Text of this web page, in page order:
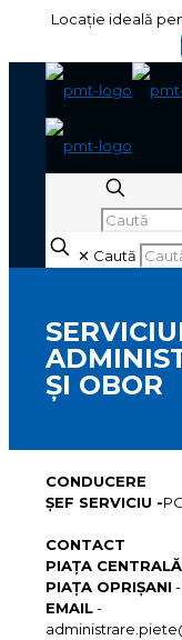
Locație ideală
✕ Caută
ŞI OBOR
CONDUCERE
ȘEF SERVICIU -
CONTACT
PIAȚA CENTRALĂ
PIAȚA OPRIȘANI
EMAIL-